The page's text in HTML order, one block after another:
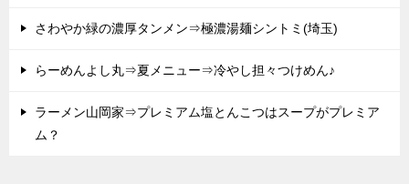
さわやか緑の濃厚タンメン⇒極濃湯麺シントミ(埼玉)
らーめんよし丸⇒夏メニュー⇒冷やし担々つけめん♪
ラーメン山岡家⇒プレミアム塩とんこつはスープがプレミア
ム？